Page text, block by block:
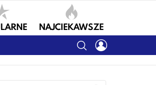
NAJCIEKAWSZE
SEARCH